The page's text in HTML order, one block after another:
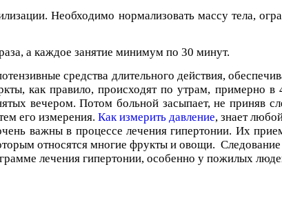
Необходимо нормализовать массу тела,
а каждое занятие минимум по 30 минут.
средства длительного действия,
как правило, происходят по утрам, примерно
вечером. Потом больной засыпает, не
его измерения. Как измерить давление, знает
важны в процессе лечения гипертонии. Их
относятся многие фрукты и овощи.
лечения гипертонии, особенно у пожилых